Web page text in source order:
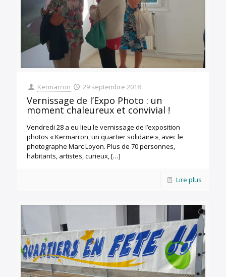
Kermarron 29 septembre 2018
Vernissage de l’Expo Photo : un
moment chaleureux et convivial !
Vendredi 28 a eu lieu le vernissage de l’exposition
photos « Kermarron, un quartier solidaire », avec le
photographe Marc Loyon. Plus de 70 personnes,
habitants, artistes, curieux,[…]
Lire plus